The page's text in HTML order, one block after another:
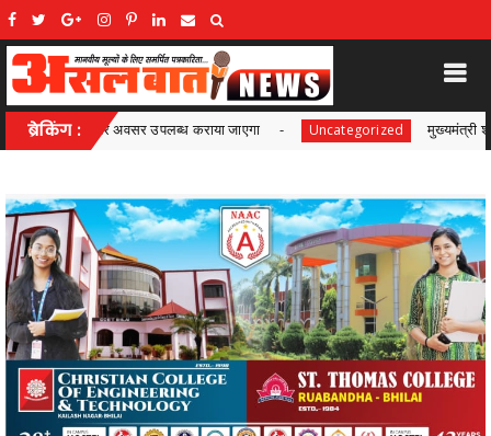
ब्रेकिंग :
जाएगा Uncategorized मुख्यमंत्री श्री विष्णुदेव साय के नेतृत्व में छत्तीसगढ़ को